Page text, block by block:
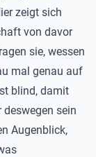
zeigt sich
von davor
sie, wessen
mal genau auf
blind, damit
sein
Augenblick,